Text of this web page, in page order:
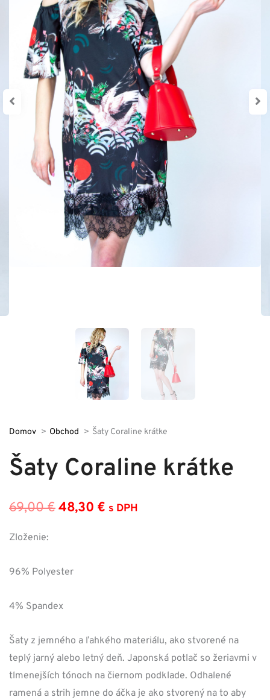
Domov Obchod Šaty Coraline krátke
Šaty Coraline krátke
69,00€Pôvodná
48,30 € Aktuálna
s DPH
Zloženie:
96% Polyester
4% Spandex
Šaty z jemného a ľahkého materiálu, ako stvorené na
teplý jarný alebo letný deň. Japonská potlač so žeriavmi v
tlmenejších tónoch na čiernom podklade. Odhalené
ramená a strih jemne do áčka je ako stvorený na to aby